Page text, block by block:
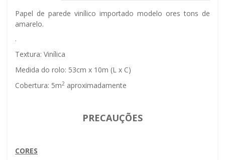
Papel de parede vinílico importado modelo flores tons de
amarelo.
.
Textura: Vinílica
Medida do rolo: 53cm x 10m (L x C)
Cobertura: 5m2 aproximadamente
PRECAUÇÕES
CORES